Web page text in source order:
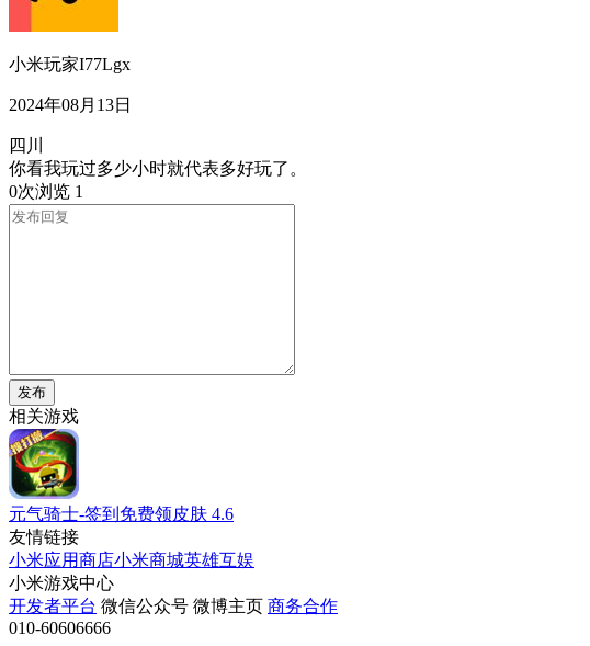
小米玩家I77Lgx
2024年08月13日
四川
你看我玩过多少小时就代表多好玩了。
0次浏览 1
发布
相关游戏
元气骑士-签到免费领皮肤 4.6
友情链接
小米应用商店小米商城英雄互娱
小米游戏中心
开发者平台 微信公众号 微博主页 商务合作
010-60606666